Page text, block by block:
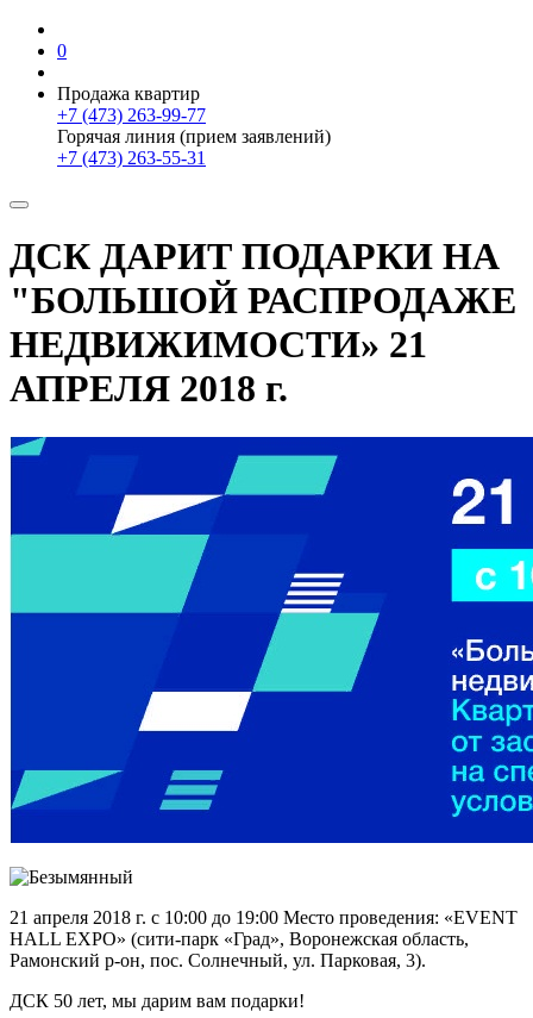
0
Продажа квартир
+7 (473) 263-99-77
Горячая линия (прием заявлений)
+7 (473) 263-55-31
ДСК ДАРИТ ПОДАРКИ НА
"БОЛЬШОЙ РАСПРОДАЖЕ
НЕДВИЖИМОСТИ» 21
АПРЕЛЯ 2018 г.
21 апреля 2018 г. с 10:00 до 19:00 Место проведения: «EVENT
HALL EXPO» (сити-парк «Град», Воронежская область,
Рамонский р-он, пос. Солнечный, ул. Парковая, 3).
ДСК 50 лет, мы дарим вам подарки!